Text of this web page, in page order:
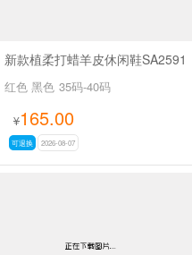
新款植柔打蜡羊皮休闲鞋SA2591
红色 黑色 35码-40码
¥165.00
可退换 2026-08-07